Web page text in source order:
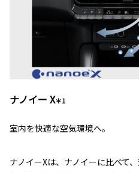
ナノイー X＊1
室内を快適な空気環境へ。
ナノイーXは、ナノイーに比べて